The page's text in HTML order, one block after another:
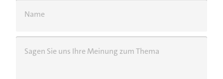
Name
Sagen Sie uns Ihre Meinung zum Thema